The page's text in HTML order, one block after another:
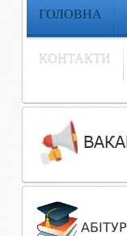
ГОЛОВНА
КОНТАКТИ